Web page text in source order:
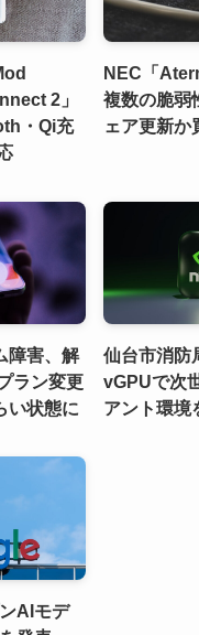
2」
・Qi充
NEC「
複数の脆弱
ェア更新か
障害、解
ラン変更
い状態に
仙台市消防
vGPUで次
アント環境
AIモデ